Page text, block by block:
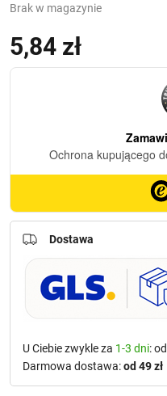
5,84 zł
Brak w magazynie
Dostawa
U Ciebie zwykle za 1-3 dni: od
Darmowa dostawa:od 49 zł